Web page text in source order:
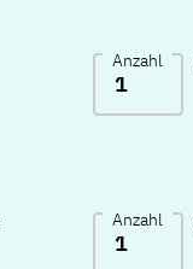
Anzahl
Anzahl